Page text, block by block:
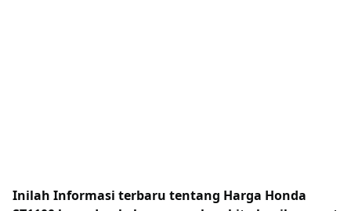
Inilah Informasi terbaru tentang Harga Honda